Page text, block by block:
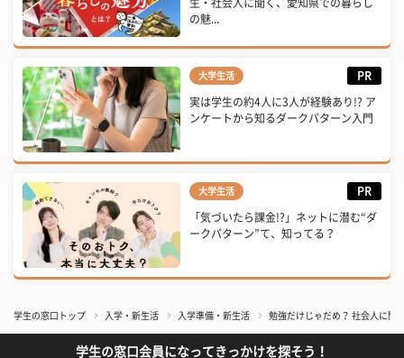
生・社会人に聞く、愛知県での暮らし
の魅...
大学生活 PR
実は学生の約4人に3人が経験あり!? ア
ンケートから知るダークパターン入門
大学生活 PR
「気づいたら課金!?」ネットに潜む“ダ
ークパターン”て、知ってる？
学生の窓口トップ 入学・新生活 入学準備・新生活 勉強だけじゃだめ？ 社会人に聞
学生の窓口会員になってきっかけを探そう！